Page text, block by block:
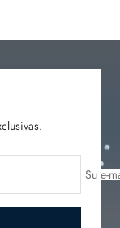
Su e-